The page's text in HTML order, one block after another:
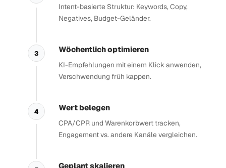
Intent-basierte Struktur: Keywords, Copy,
Negatives, Budget-Geländer.
3 Wöchentlich optimieren
KI-Empfehlungen mit einem Klick anwenden,
Verschwendung früh kappen.
4 Wert belegen
CPA/CPR und Warenkorbwert tracken,
Engagement vs. andere Kanäle vergleichen.
Geplant skalieren